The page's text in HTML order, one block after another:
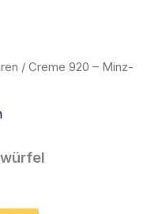
/ Creme 920 – Minz-